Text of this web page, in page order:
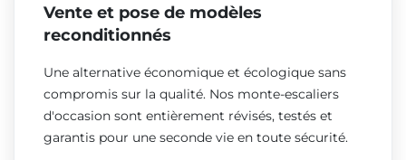
Vente et pose de modèles
reconditionnés
Une alternative économique et écologique sans
compromis sur la qualité. Nos monte-escaliers
d'occasion sont entièrement révisés, testés et
garantis pour une seconde vie en toute sécurité.